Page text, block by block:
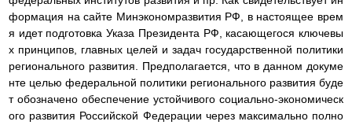
формация на сайте Минэкономразвития РФ, в настоящее врем
я идет подготовка Указа Президента РФ, касающегося ключевы
х принципов, главных целей и задач государственной политики
регионального развития. Предполагается, что в данном докуме
нте целью федеральной политики регионального развития буде
т обозначено обеспечение устойчивого социально-экономическ
ого развития Российской Федерации через максимально полно